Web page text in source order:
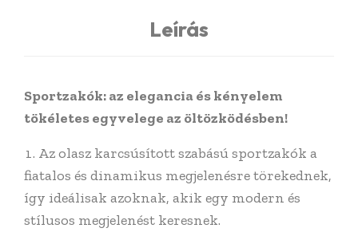
Leírás
Sportzakók: az elegancia és kényelem
tökéletes egyvelege az öltözködésben!
Az olasz karcsúsított szabású sportzakók a
fiatalos és dinamikus megjelenésre törekednek,
így ideálisak azoknak, akik egy modern és
stílusos megjelenést keresnek.